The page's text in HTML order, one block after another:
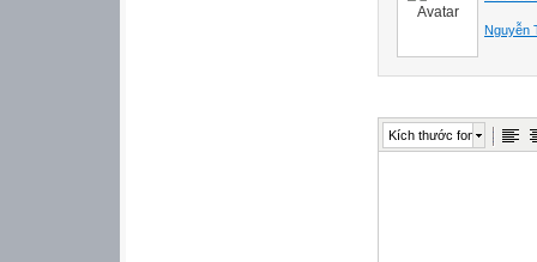
Nguyễn
Kích thước font